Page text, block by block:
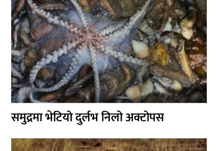
समुद्रमा भेटियो दुर्लभ निलो अक्टोपस